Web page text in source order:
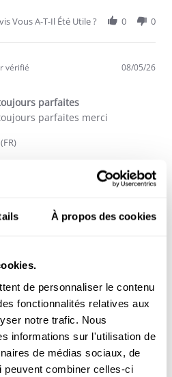
À propos des cookies
de personnaliser le contenu
fonctionnalités relatives aux
notre trafic. Nous
informations sur l'utilisation de
de médias sociaux, de
peuvent combiner celles-ci
Vous A-T-Il Été Utile ? 0 0
vérifié 08/05/26
parfaites
R. on 5 Aug 2026
et toujours parfaites
parfaites merci
0 0
08/04/26
on 4 Aug 2026
conception à la
la livraison, tout était parfait !!!
Review by Pascal L. on 4 Aug 2026
Vous A-T-Il Été Utile ? 0 0